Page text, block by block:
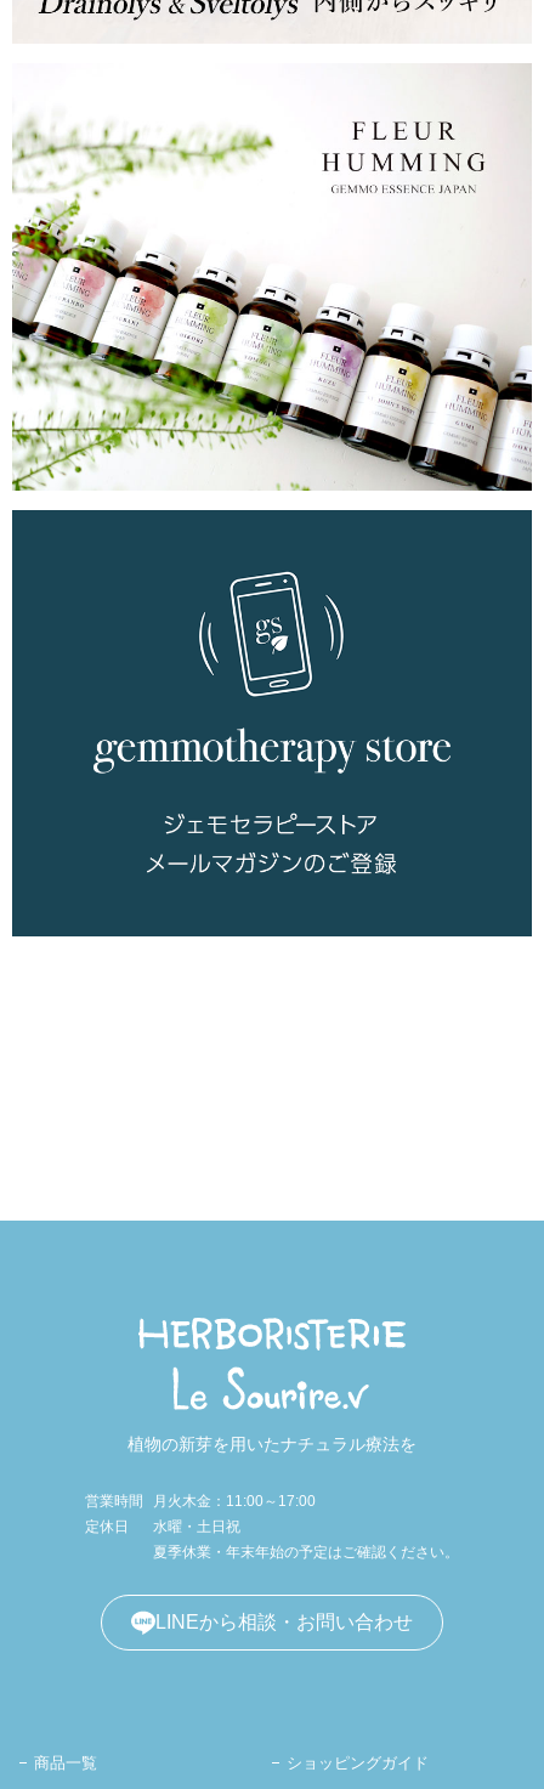
植物の新芽を用いたナチュラル療法を
営業時間
月火木金：11:00～17:00
定休日
水曜・土日祝
夏季休業・年末年始の予定はご確認ください。
LINEから相談・お問い合わせ
商品一覧 ショッピングガイド